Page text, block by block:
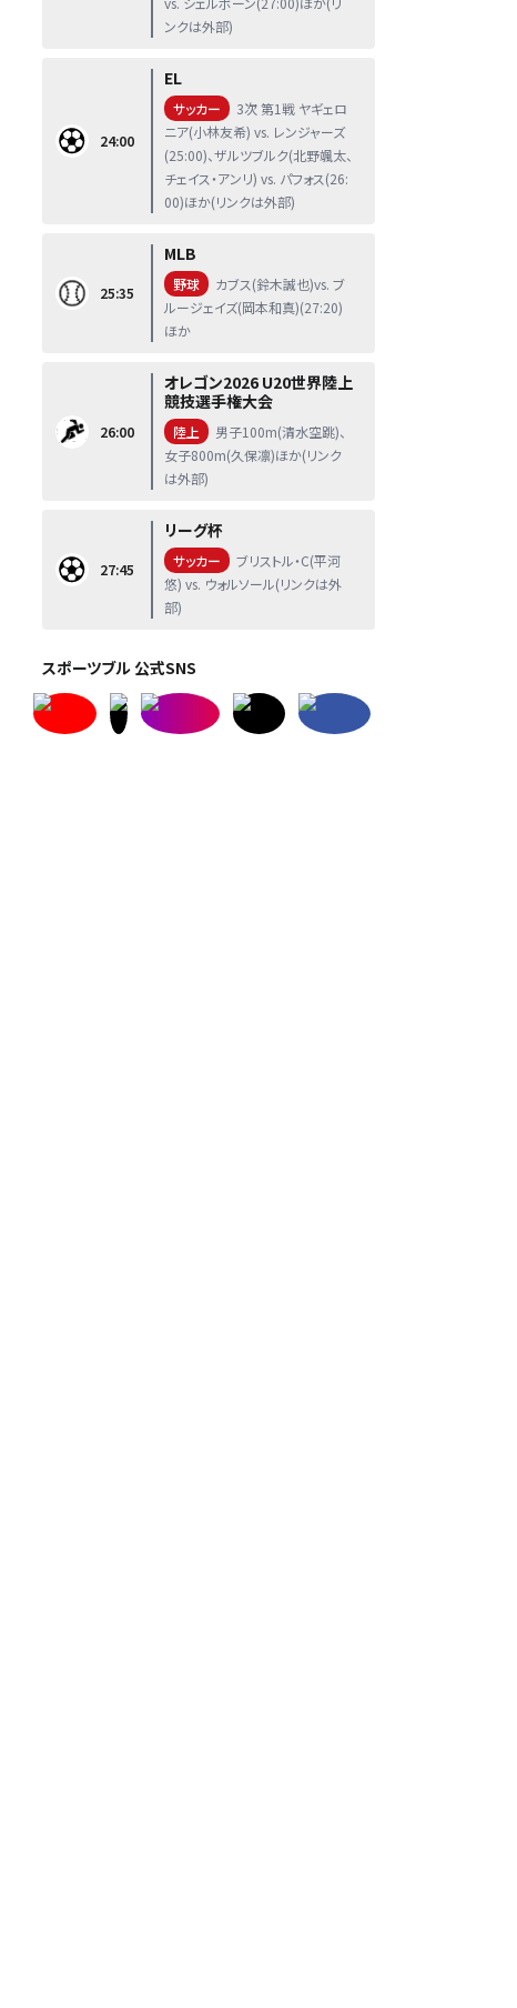
ンクは外部)
24:00
EL
サッカー
3次 第1戦 ヤギェロ
ニア(小林友希) vs. レンジャーズ
(25:00)、ザルツブルク(北野颯太、
チェイス・アンリ) vs. パフォス(26:
00)ほか(リンクは外部)
25:35
MLB
野球
カブス(鈴木誠也)vs. ブ
ルージェイズ(岡本和真)(27:20)
ほか
26:00
オレゴン2026 U20世界陸上
競技選手権大会
陸上
男子100m(清水空跳)、
女子800m(久保凛)ほか(リンク
は外部)
27:45
リーグ杯
サッカー
ブリストル・C(平河
悠) vs. ウォルソール(リンクは外
部)
スポーツブル 公式SNS